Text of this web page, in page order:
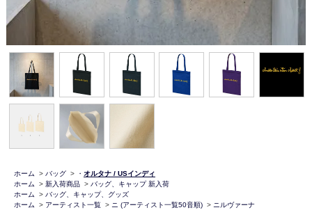
ホーム > バッグ > ・ オルタナ / USインディ
ホーム
> 新入荷商品 > バッグ、キャップ 新入荷
ホーム
> バッグ、キャップ、グッズ
ホーム
> アーティスト一覧 > ニ (アーティスト一覧50音順) > ニルヴァーナ